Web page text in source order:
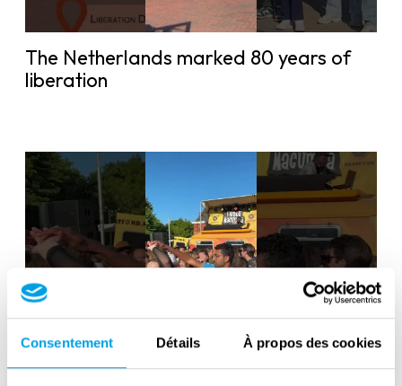
Consentement Détails À propos des cookies
The Netherlands marked 80 years of
liberation
Liberation Day in the Netherlands: 80